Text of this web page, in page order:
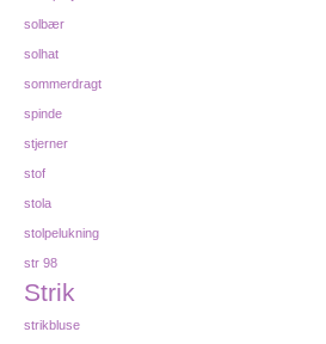
solbær
solhat
sommerdragt
spinde
stjerner
stof
stola
stolpelukning
str 98
Strik
strikbluse